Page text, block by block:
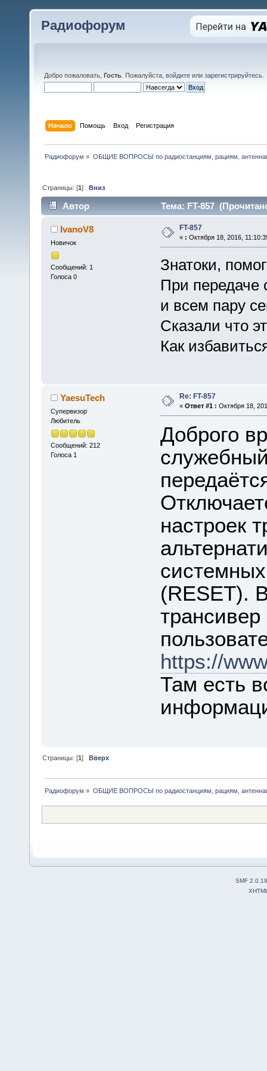
Радиофорум
Добро пожаловать, Гость . Пожалуйста, войдите или зарегистрируйтесь
Начало Помощь Вход Регистрация
Радиофорум » ОБЩИЕ ВОПРОСЫ по радиостанциям, рациям,
Страницы: [1]Вниз
Автор Тема: FT-857
IvanoV8
Новичок
Сообщений: 1
Голоса 0
FT-857
« : Октября 18, 2016,
Знатоки,
При передаче
и всем пару
Сказали что
Как
YaesuTech
Супервизор
Любитель
Сообщений: 212
Голоса 1
Re: FT-857
« Ответ #1 : Октября 18,
Доброго
настроек
(RESET).
трансивер
https://
Там есть
Страницы: [1]Вверх
Радиофорум » ОБЩИЕ ВОПРОСЫ по радиостанциям, рациям,
SMF 2.0.19